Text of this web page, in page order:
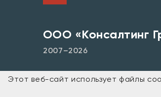
ООО «Консалтинг
2007–2026
г. Москва, ул. Полянка Б.,
Этот веб-сайт использует файлы